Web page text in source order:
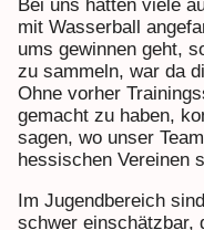
Bei uns hatten viele
mit Wasserball
ums gewinnen geht,
zu sammeln, war da
Ohne vorher
gemacht zu haben,
sagen, wo unser
hessischen Vereinen
Im Jugendbereich
schwer einschätzbar,